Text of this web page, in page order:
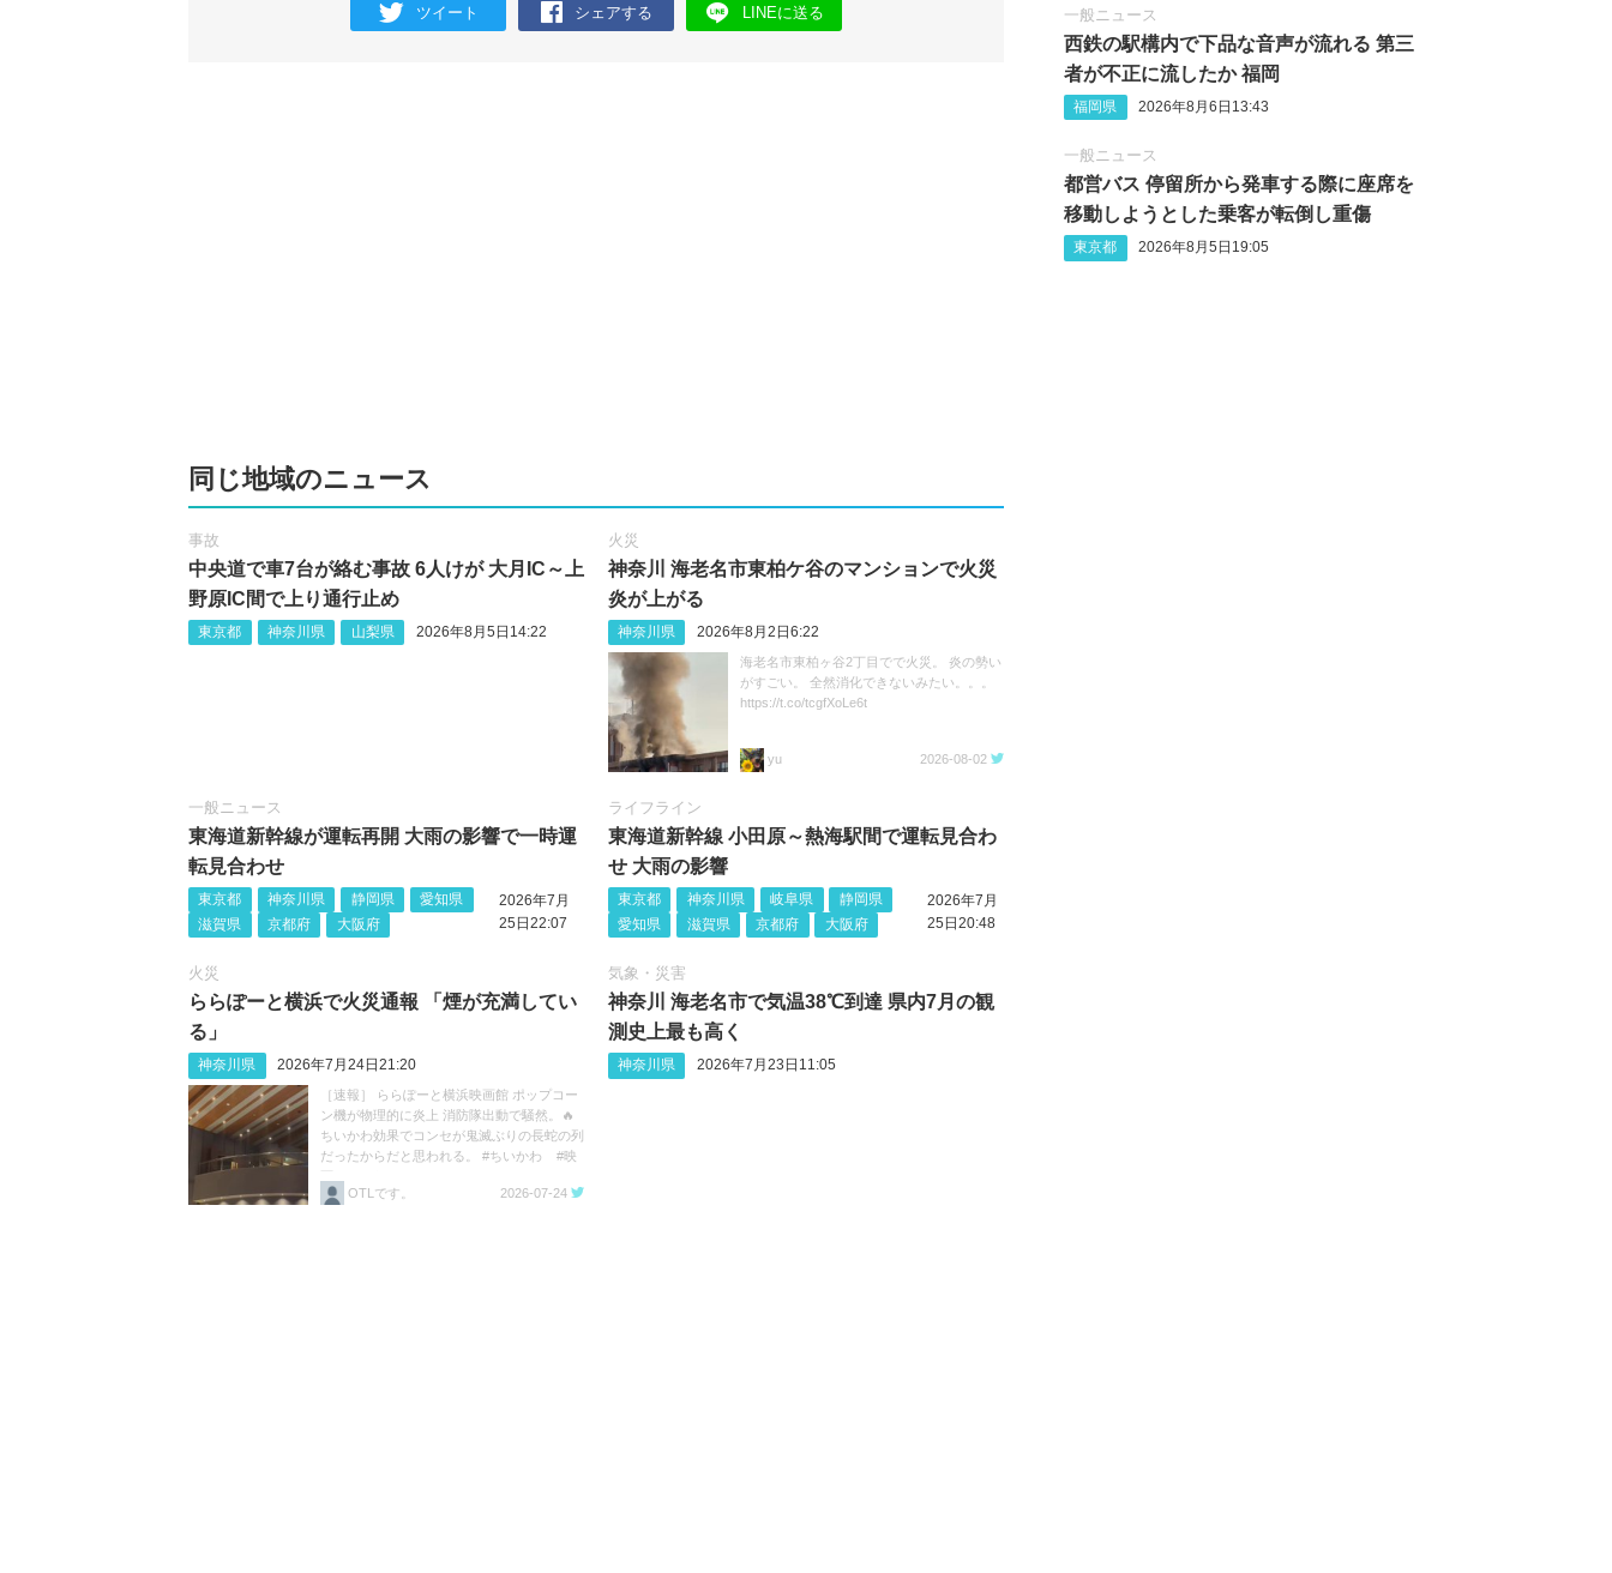
ツイート シェアする LINEに送る
同じ地域のニュース
事故
中央道で車7台が絡む事故 6人けが 大月IC～上
野原IC間で上り通行止め
東京都 神奈川県 山梨県 2026年8月5日14:22
火災
神奈川 海老名市東柏ケ谷のマンションで火災
炎が上がる
神奈川県 2026年8月2日6:22
海老名市東柏ヶ谷2丁目でで火災。 炎の勢い
がすごい。 全然消化できないみたい。。。
https://t.co/tcgfXoLe6t
yu 2026-08-02
一般ニュース
東海道新幹線が運転再開 大雨の影響で一時運
転見合わせ
東京都 神奈川県 静岡県
愛知県
滋賀県
京都府 大阪府
2026年7月
25日22:07
ライフライン
東海道新幹線 小田原～熱海駅間で運転見合わ
せ 大雨の影響
東京都 神奈川県 岐阜県
静岡県
愛知県
滋賀県 京都府 大阪府
2026年7月
25日20:48
火災
ららぽーと横浜で火災通報 「煙が充満してい
る」
神奈川県 2026年7月24日21:20
［速報］ ららぽーと横浜映画館 ポップコー
ン機が物理的に炎上 消防隊出動で騒然。🔥
ちいかわ効果でコンセが鬼滅ぶりの長蛇の列
だったからだと思われる。 #ちいかわ #映
OTLです。
2026-07-24
気象・災害
神奈川 海老名市で気温38℃到達 県内7月の観
測史上最も高く
神奈川県 2026年7月23日11:05
一般ニュース
西鉄の駅構内で下品な音声が流れる 第三
者が不正に流したか 福岡
福岡県 2026年8月6日13:43
一般ニュース
都営バス 停留所から発車する際に座席を
移動しようとした乗客が転倒し重傷
東京都 2026年8月5日19:05